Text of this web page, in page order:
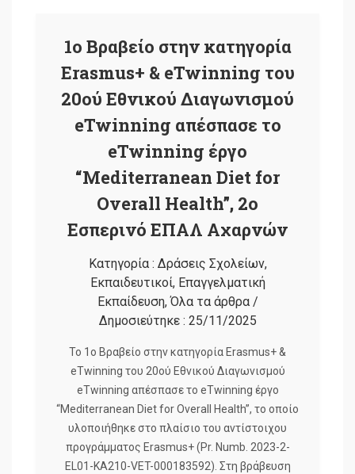
1ο Βραβείο στην κατηγορία
Erasmus+ & eTwinning του
20ού Εθνικού Διαγωνισμού
eTwinning απέσπασε το
eTwinning έργο
“Mediterranean Diet for
Overall Health”, 2o
Εσπερινό ΕΠΑΛ Αχαρνών
Κατηγορία : Δράσεις Σχολείων,
Εκπαιδευτικοί, Επαγγελματική
Εκπαίδευση,Όλα τα άρθρα/
Δημοσιεύτηκε : 25/11/2025
Το 1ο Βραβείο στην κατηγορία Erasmus+ &
eTwinning του 20ού Εθνικού Διαγωνισμού
eTwinning απέσπασε το eTwinning έργο
“Mediterranean Diet for Overall Health”, το οποίο
υλοποιήθηκε στο πλαίσιο του αντίστοιχου
προγράμματος Erasmus+ (Pr. Numb. 2023-2-
EL01-KA210-VET-000183592). Στη βράβευση